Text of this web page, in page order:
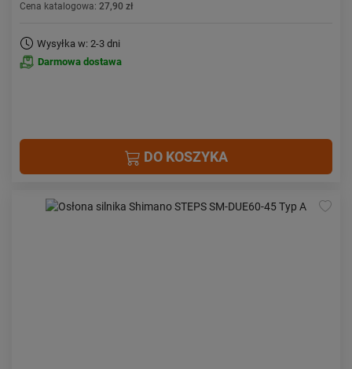
Cena katalogowa: 27,90 zł
Wysyłka w: 2-3 dni
Darmowa dostawa
DO KOSZYKA